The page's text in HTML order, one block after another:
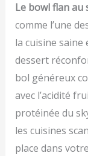
Le bowl flan au
comme l’une
la cuisine
dessert
bol généreux
avec l’acidité
protéinée du
les cuisines
place dans